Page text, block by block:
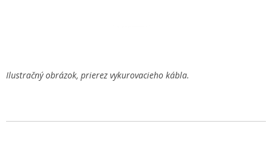
Ilustračný obrázok, prierez vykurovacieho kábla.